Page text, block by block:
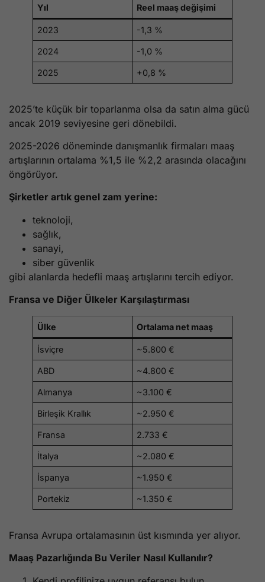
Yıl Reel maaş değişimi
2023 -1,3 %
2024 -1,0 %
2025 +0,8 %
2025’te küçük bir toparlanma olsa da satın alma gücü
ancak 2019 seviyesine geri dönebildi.
2025-2026 döneminde danışmanlık firmaları maaş
artışlarının ortalama %1,5 ile %2,2 arasında olacağını
öngörüyor.
Şirketler artık genel zam yerine:
teknoloji,
sağlık,
sanayi,
siber güvenlik
gibi alanlarda hedefli maaş artışlarını tercih ediyor.
Fransa ve Diğer Ülkeler Karşılaştırması
Ülke Ortalama net maaş
İsviçre ~5.800 €
ABD ~4.800 €
Almanya ~3.100 €
Birleşik Krallık ~2.950 €
Fransa 2.733 €
İtalya ~2.080 €
İspanya ~1.950 €
Portekiz ~1.350 €
Fransa Avrupa ortalamasının üst kısmında yer alıyor.
Maaş Pazarlığında Bu Veriler Nasıl Kullanılır?